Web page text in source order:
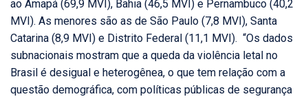
ao Amapá (69,9 MVI), Bahia (46,5 MVI) e Pernambuco (40,2
MVI). As menores são as de São Paulo (7,8 MVI), Santa
Catarina (8,9 MVI) e Distrito Federal (11,1 MVI). “Os dados
subnacionais mostram que a queda da violência letal no
Brasil é desigual e heterogênea, o que tem relação com a
questão demográfica, com políticas públicas de segurança